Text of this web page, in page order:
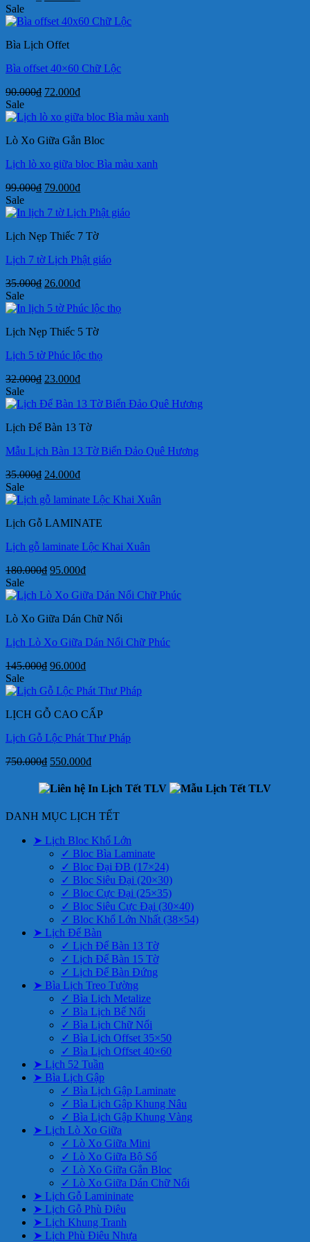
là:
tại
Sale
Bìa Lịch Offet
Bìa offset 40×60 Chữ Lộc
90.000₫ Giá
là:
72.000₫Giá
tại
72.000₫.
Sale
Lò Xo Giữa Gắn Bloc
Lịch lò xo giữa bloc Bìa màu xanh
99.000₫ Giá
là:
79.000₫Giá
tại
79.000₫.
Sale
Lịch Nẹp Thiếc 7 Tờ
Lịch 7 tờ Lịch Phật giáo
35.000₫ Giá
là:
26.000₫Giá
tại
26.000₫.
Sale
Lịch Nẹp Thiếc 5 Tờ
Lịch 5 tờ Phúc lộc thọ
32.000₫ Giá
là:
23.000₫Giá
tại
23.000₫.
Sale
Lịch Để Bàn 13 Tờ
Mẫu Lịch Bàn 13 Tờ Biển Đảo Quê Hương
35.000₫ Giá
là:
24.000₫Giá
tại
24.000₫.
Sale
Lịch Gỗ LAMINATE
Lịch gỗ laminate Lộc Khai Xuân
180.000₫ Giá
là:
95.000₫Giá
tại
95.000₫.
Sale
Lò Xo Giữa Dán Chữ Nổi
Lịch Lò Xo Giữa Dán Nổi Chữ Phúc
145.000₫ Giá
là:
96.000₫Giá
tại
96.000₫.
Sale
LỊCH GỖ CAO CẤP
Lịch Gỗ Lộc Phát Thư Pháp
750.000₫ Giá
là:
750.000₫.
550.000₫Giá
tại
550.000₫.
DANH MỤC LỊCH TẾT
➤ Lịch Bloc Khổ Lớn
✓ Bloc Bìa Laminate
✓ Bloc Đại ĐB (17×24)
✓ Bloc Siêu Đại (20×30)
✓ Bloc Cực Đại (25×35)
✓ Bloc Siêu Cực Đại (30×40)
✓ Bloc Khổ Lớn Nhất (38×54)
➤ Lịch Để Bàn
✓ Lịch Để Bàn 13 Tờ
✓ Lịch Để Bàn 15 Tờ
✓ Lịch Để Bàn Đứng
➤ Bìa Lịch Treo Tường
✓ Bìa Lịch Metalize
✓ Bìa Lịch Bế Nổi
✓ Bìa Lịch Chữ Nổi
✓ Bìa Lịch Offset 35×50
✓ Bìa Lịch Offset 40×60
➤ Lịch 52 Tuần
➤ Bìa Lịch Gập
✓ Bìa Lịch Gập Laminate
✓ Bìa Lịch Gập Khung Nâu
✓ Bìa Lịch Gập Khung Vàng
➤ Lịch Lò Xo Giữa
✓ Lò Xo Giữa Mini
✓ Lò Xo Giữa Bộ Số
✓ Lò Xo Giữa Gắn Bloc
✓ Lò Xo Giữa Dán Chữ Nổi
➤ Lịch Gỗ Lamininate
➤ Lịch Gỗ Phù Điêu
➤ Lịch Khung Tranh
➤ Lịch Phù Điêu Nhựa